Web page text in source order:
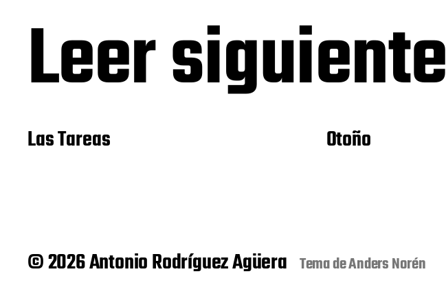
Leer siguiente
Las Tareas Otoño
© 2026 Antonio Rodríguez Agüera Tema deAnders Norén